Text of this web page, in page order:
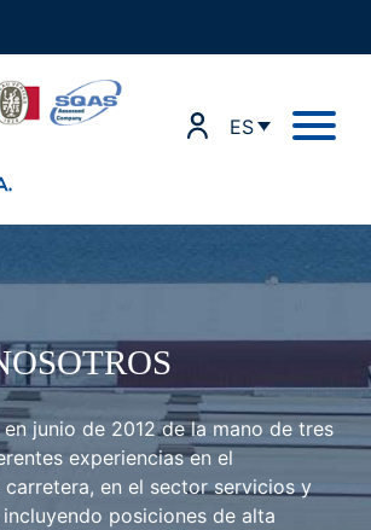
ES
junio de 2012 de la mano de tres
experiencias en el
en el sector servicios y
posiciones de alta